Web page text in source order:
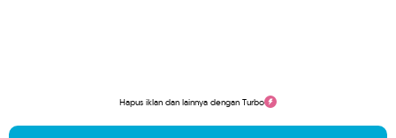
Hapus iklan dan lainnya dengan Turbo